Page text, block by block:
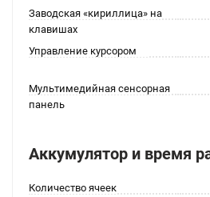
Заводская «кириллица» на
клавишах
Управление курсором
Мультимедийная сенсорная
панель
Аккумулятор и время
Количество ячеек